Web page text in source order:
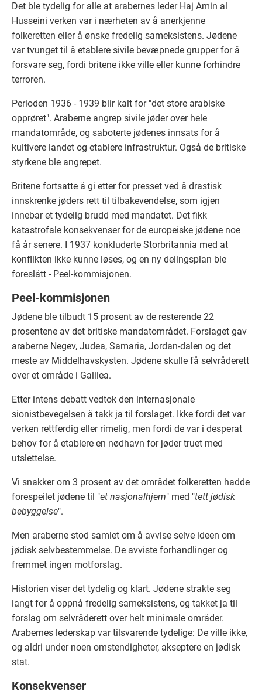
Det ble tydelig for alle at arabernes leder Haj Amin al
Husseini verken var i nærheten av å anerkjenne
folkeretten eller å ønske fredelig sameksistens. Jødene
var tvunget til å etablere sivile bevæpnede grupper for å
forsvare seg, fordi britene ikke ville eller kunne forhindre
terroren.
Perioden 1936 - 1939 blir kalt for "det store arabiske
opprøret". Araberne angrep sivile jøder over hele
mandatområde, og saboterte jødenes innsats for å
kultivere landet og etablere infrastruktur. Også de britiske
styrkene ble angrepet.
Britene fortsatte å gi etter for presset ved å drastisk
innskrenke jøders rett til tilbakevendelse, som igjen
innebar et tydelig brudd med mandatet. Det fikk
katastrofale konsekvenser for de europeiske jødene noe
få år senere. I 1937 konkluderte Storbritannia med at
konflikten ikke kunne løses, og en ny delingsplan ble
foreslått - Peel-kommisjonen.
Peel-kommisjonen
Jødene ble tilbudt 15 prosent av de resterende 22
prosentene av det britiske mandatområdet. Forslaget gav
araberne Negev, Judea, Samaria, Jordan-dalen og det
meste av Middelhavskysten. Jødene skulle få selvråderett
over et område i Galilea.
Etter intens debatt vedtok den internasjonale
sionistbevegelsen å takk ja til forslaget. Ikke fordi det var
verken rettferdig eller rimelig, men fordi de var i desperat
behov for å etablere en nødhavn for jøder truet med
utslettelse.
Vi snakker om 3 prosent av det området folkeretten hadde
forespeilet jødene til "et nasjonalhjem" med "tett jødisk
bebyggelse".
Men araberne stod samlet om å avvise selve ideen om
jødisk selvbestemmelse. De avviste forhandlinger og
fremmet ingen motforslag.
Historien viser det tydelig og klart. Jødene strakte seg
langt for å oppnå fredelig sameksistens, og takket ja til
forslag om selvråderett over helt minimale områder.
Arabernes lederskap var tilsvarende tydelige: De ville ikke,
og aldri under noen omstendigheter, akseptere en jødisk
stat.
Konsekvenser